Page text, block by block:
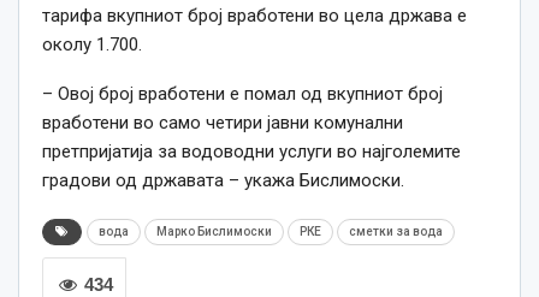
тарифа вкупниот број вработени во цела држава е
околу 1.700.
– Овој број вработени е помал од вкупниот број
вработени во само четири јавни комунални
претпријатија за водоводни услуги во најголемите
градови од државата – укажа Бислимоски.
вода Марко Бислимоски РКЕ сметки за вода
434